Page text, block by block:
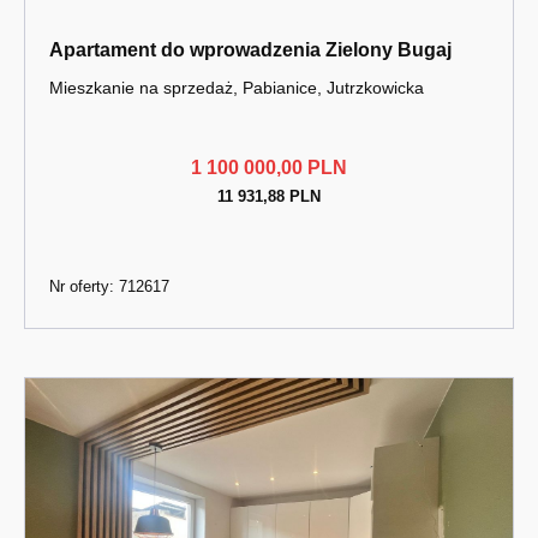
Apartament do wprowadzenia Zielony Bugaj
Mieszkanie na sprzedaż, Pabianice, Jutrzkowicka
1 100 000,00 PLN
11 931,88 PLN
Nr oferty: 712617